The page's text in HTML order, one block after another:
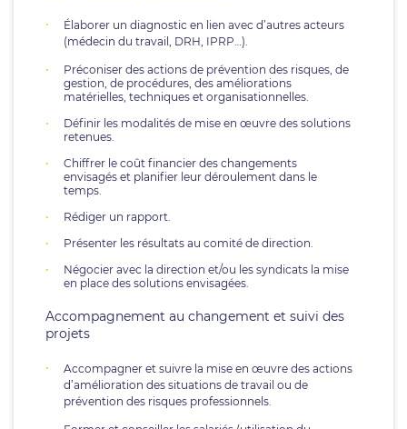
Élaborer un diagnostic en lien avec d’autres acteurs
(médecin du travail, DRH, IPRP…).
Préconiser des actions de prévention des risques, de
gestion, de procédures, des améliorations
matérielles, techniques et organisationnelles.
Définir les modalités de mise en œuvre des solutions
retenues.
Chiffrer le coût financier des changements
envisagés et planifier leur déroulement dans le
temps.
Rédiger un rapport.
Présenter les résultats au comité de direction.
Négocier avec la direction et/ou les syndicats la mise
en place des solutions envisagées.
Accompagnement au changement et suivi des
projets
Accompagner et suivre la mise en œuvre des actions
d’amélioration des situations de travail ou de
prévention des risques professionnels.